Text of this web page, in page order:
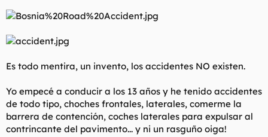
Es todo mentira, un invento, los accidentes NO existen.
Yo empecé a conducir a los 13 años y he tenido accidentes
de todo tipo, choches frontales, laterales, comerme la
barrera de contención, coches laterales para expulsar al
contrincante del pavimento... y ni un rasguño oiga!